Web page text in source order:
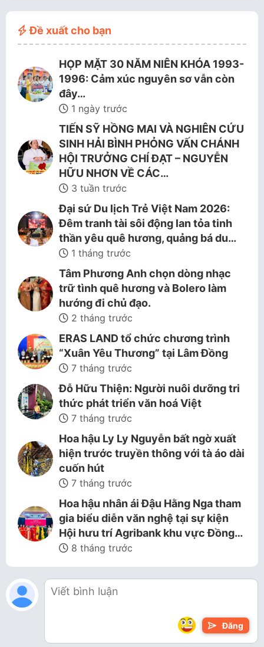
Đề xuất cho bạn
HỌP MẶT 30 NĂM NIÊN KHÓA 1993-
1996: Cảm xúc nguyên sơ vẫn còn
đây…
1 ngày trước
TIẾN SỸ HỒNG MAI VÀ NGHIÊN CỨU
SINH HẢI BÌNH PHỎNG VẤN CHÁNH
HỘI TRƯỞNG CHÍ ĐẠT – NGUYỄN
HỮU NHƠN VỀ CÁC…
3 tuần trước
Đại sứ Du lịch Trẻ Việt Nam 2026:
Đêm tranh tài sôi động lan tỏa tinh
thần yêu quê hương, quảng bá du…
1 tháng trước
Tâm Phương Anh chọn dòng nhạc
trữ tình quê hương và Bolero làm
hướng đi chủ đạo.
2 tháng trước
ERAS LAND tổ chức chương trình
“Xuân Yêu Thương” tại Lâm Đồng
7 tháng trước
Đỗ Hữu Thiện: Người nuôi dưỡng tri
thức phát triển văn hoá Việt
7 tháng trước
Hoa hậu Ly Ly Nguyễn bất ngờ xuất
hiện trước truyền thông với tà áo dài
cuốn hút
7 tháng trước
Hoa hậu nhân ái Đậu Hằng Nga tham
gia biểu diễn văn nghệ tại sự kiện
Hội hưu trí Agribank khu vực Đồng…
8 tháng trước
Đăng